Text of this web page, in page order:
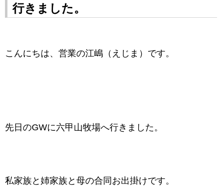
行きました。
こんにちは、営業の江嶋（えじま）です。
先日のGWに六甲山牧場へ行きました。
私家族と姉家族と母の合同お出掛けです。